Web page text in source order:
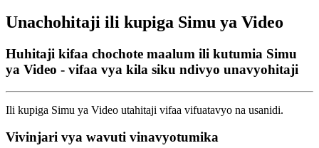
Unachohitaji ili kupiga Simu ya Video
Huhitaji kifaa chochote maalum ili kutumia Simu
ya Video - vifaa vya kila siku ndivyo unavyohitaji
Ili kupiga Simu ya Video utahitaji vifaa vifuatavyo na usanidi.
Vivinjari vya wavuti vinavyotumika